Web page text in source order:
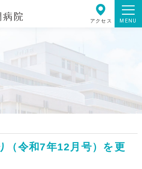
アクセス MENU
（令和7年12月号）を更